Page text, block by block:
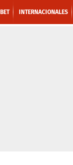
INTERNACIONALES